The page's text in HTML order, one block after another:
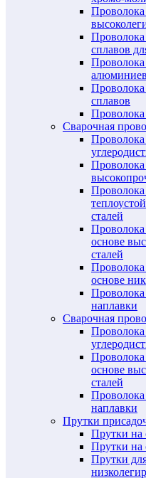
сплавов
сплавов
Сварочная
Проволока
Проволока
Проволока
сталей
Проволока
основе
сталей
Проволока
основе
Проволока
наплавки
Сварочная
основе
сталей
наплавки
Прутки
Прутки на
Прутки на
Прутки